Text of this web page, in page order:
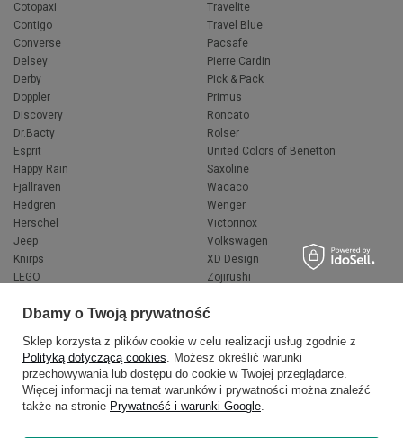
Cotopaxi
Contigo
Converse
Delsey
Derby
Doppler
Discovery
Dr.Bacty
Esprit
Happy Rain
Fjallraven
Hedgren
Herschel
Jeep
Knirps
LEGO
National Geographic
Travelite
Travel Blue
Pacsafe
Pierre Cardin
Pick & Pack
Primus
Roncato
Rolser
United Colors of Benetton
Saxoline
Wacaco
Wenger
Victorinox
Volkswagen
XD Design
Zojirushi
VANS
Dbamy o Twoją prywatność
Sklep korzysta z plików cookie w celu realizacji usług zgodnie z
Polityką dotyczącą cookies. Możesz określić warunki
przechowywania lub dostępu do cookie w Twojej przeglądarce.
Więcej informacji na temat warunków i prywatności można znaleźć
także na stronie Prywatność i warunki Google.